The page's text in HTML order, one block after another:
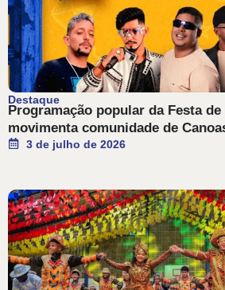
Destaque
Programação popular da Festa
movimenta comunidade de
3 de julho de 2026